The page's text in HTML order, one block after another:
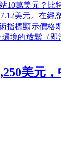
10萬美元？
美元。在
標顯示價
境的放鬆（
美元